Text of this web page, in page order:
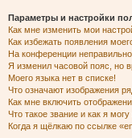
Параметры и настройки
Как мне изменить мои
Как избежать появления
На конференции
Я изменил часовой пояс, но
Моего языка нет в списке!
Что означают изображения
Как мне включить
Что такое звание и как я
Когда я щёлкаю по ссылке